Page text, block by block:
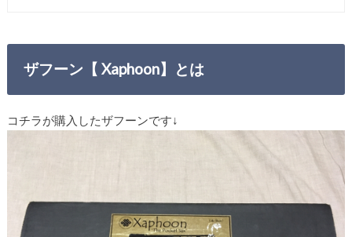
ザフーン【 Xaphoon】とは
コチラが購入したザフーンです↓